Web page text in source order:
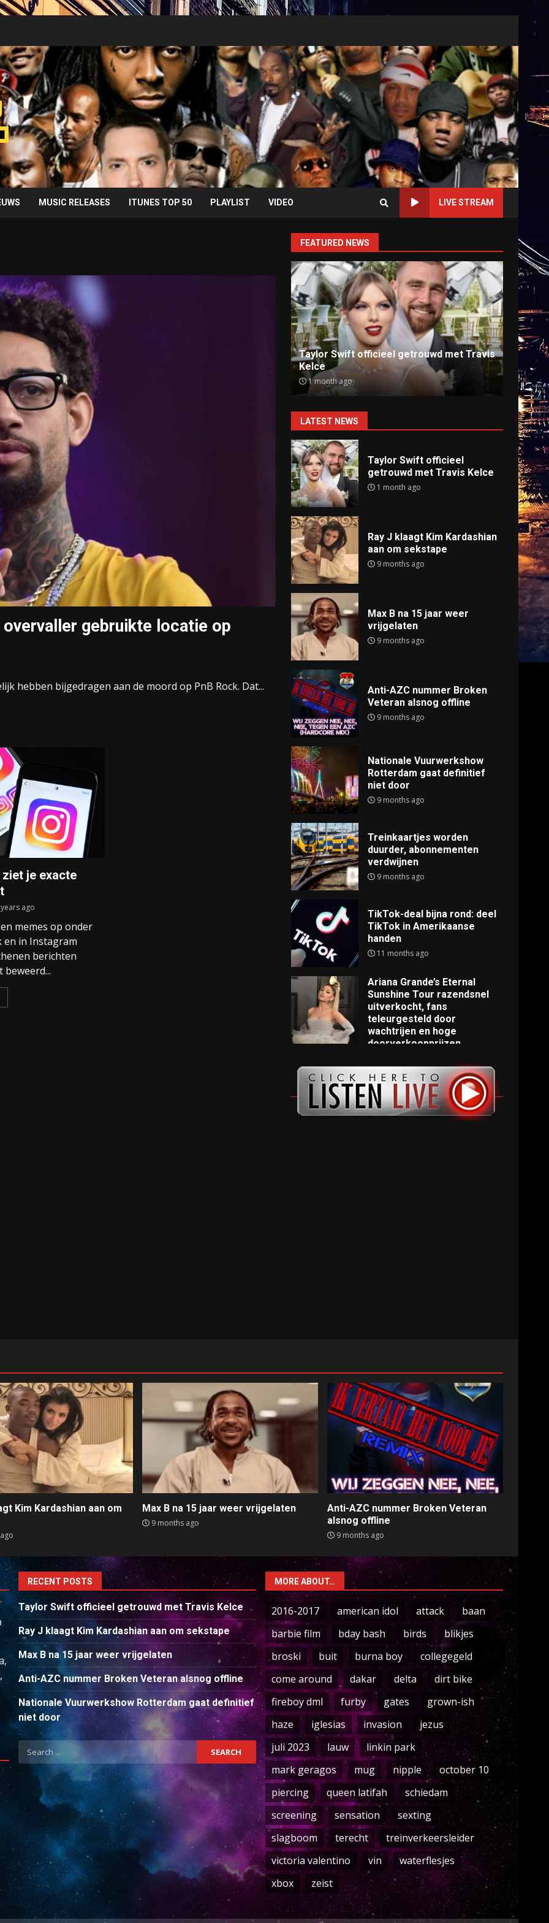
MUSIC RELEASES ITUNES TOP 50 PLAYLIST VIDEO LIVE STREAM
gebruikte locatie op
hebben bijgedragen aan de moord op PnB Rock. Dat...
je exacte
ago
memes op onder
en in Instagram
berichten
FEATURED NEWS
Taylor Swift officieel getrouwd met Travis
Kelce
1 month ago
Ray J klaagt Kim Kardashian aan om
sekstape
9 months ago
Anti-
9
LATEST NEWS
Taylor Swift officieel
getrouwd met Travis Kelce
1 month ago
Ray J klaagt Kim Kardashian
aan om sekstape
9 months ago
Max B na 15 jaar weer
vrijgelaten
9 months ago
Anti-AZC nummer Broken
Veteran alsnog offline
9 months ago
Nationale Vuurwerkshow
Rotterdam gaat definitief
niet door
9 months ago
Treinkaartjes worden
duurder, abonnementen
verdwijnen
9 months ago
TikTok-deal bijna rond: deel
TikTok in Amerikaanse
handen
11 months ago
Ariana Grande’s Eternal
Sunshine Tour razendsnel
uitverkocht, fans
teleurgesteld door
wachtrijen en hoge
doorverkoopprijzen
Kim Kardashian aan om
Max B na 15 jaar weer vrijgelaten
9 months ago
Anti-AZC nummer Broken Veteran
alsnog offline
9 months ago
RECENT POSTS
Taylor Swift officieel getrouwd met Travis Kelce
Ray J klaagt Kim Kardashian aan om sekstape
Max B na 15 jaar weer vrijgelaten
Anti-AZC nummer Broken Veteran alsnog offline
Nationale Vuurwerkshow Rotterdam gaat definitief
niet door
Search
for:
MORE ABOUT…
2016-2017 american idol attack
baan
barbie film
bday bash birds
blikjes
broski
buit burna boy
collegegeld
come around
dakar delta
dirt bike
fireboy dml
furby gates
grown-ish
haze
iglesias invasion
jezus
juli 2023
lauw
linkin park
mark geragos
mug nipple
october 10
piercing
queen latifah
schiedam
screening
sensation
sexting
slagboom
terecht
treinverkeersleider
victoria valentino
vin
waterflesjes
xbox
zeist